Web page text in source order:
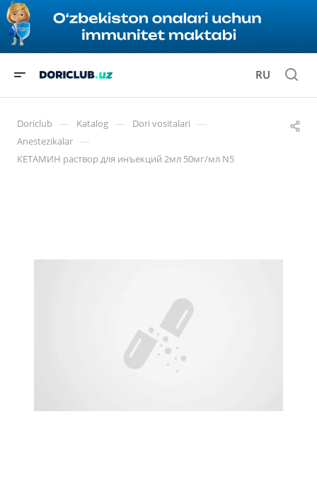
RU
Doriclub — Katalog — Dori vositalari —
Anestezikalar —
КЕТАМИН раствор для инъекций 2мл 50мг/мл N5